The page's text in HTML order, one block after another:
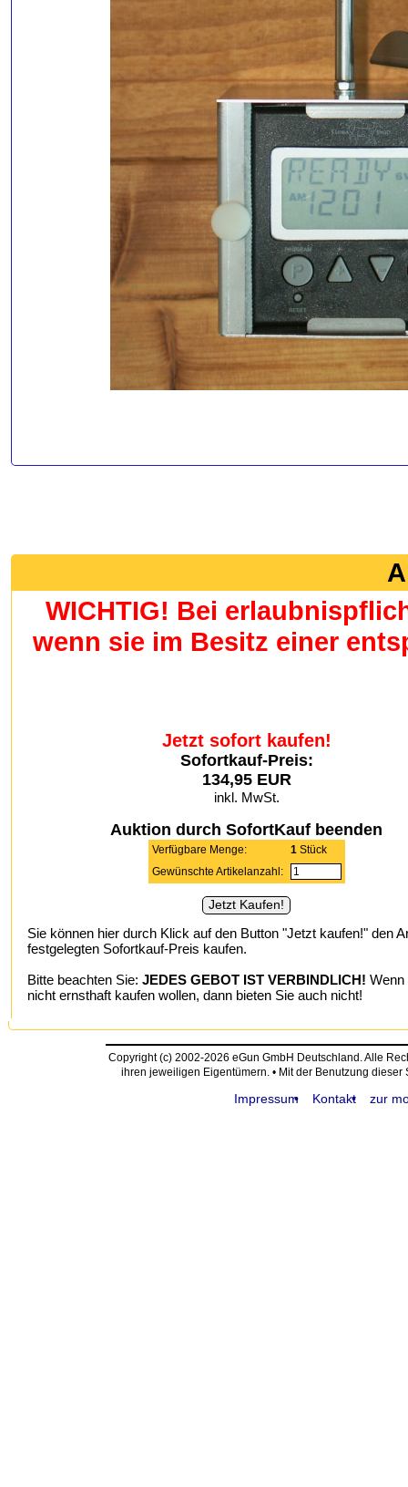
WICHTIG! Bei
wenn sie im Besitz einer
Jetzt sofort kaufen!
Sofortkauf-Preis:
134,95 EUR
inkl. MwSt.
Auktion durch SofortKauf beenden
Verfügbare Menge: 1Stück
Gewünschte Artikelanzahl:
Sie können hier durch Klick auf den Button "Jetzt kaufen!" den
festgelegten Sofortkauf-Preis kaufen.
Bitte beachten Sie: JEDES GEBOT IST VERBINDLICH! Wenn
nicht ernsthaft kaufen wollen, dann bieten Sie auch nicht!
Copyright (c) 2002-2026 eGun GmbH Deutschland. Alle
ihren jeweiligen Eigentümern. • Mit der Benutzung
Impressum Kontakt zur